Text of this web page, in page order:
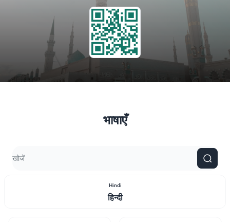
भाषाएँ
Hindi
हिन्दी